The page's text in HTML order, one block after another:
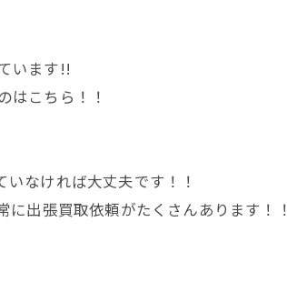
います!!
はこちら！！
なければ大丈夫です！！
出張買取依頼がたくさんあります！！